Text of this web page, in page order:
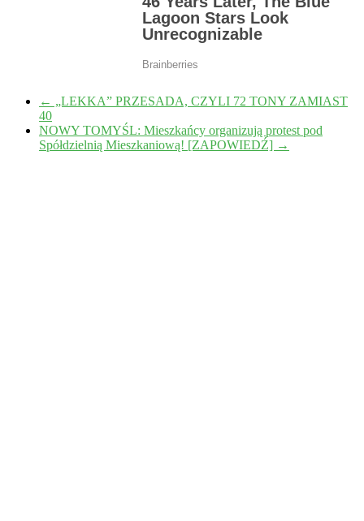
← „LEKKA” PRZESADA, CZYLI 72 TONY ZAMIAST
40
NOWY TOMYŚL: Mieszkańcy organizują protest pod
Spółdzielnią Mieszkaniową! [ZAPOWIEDŹ] →